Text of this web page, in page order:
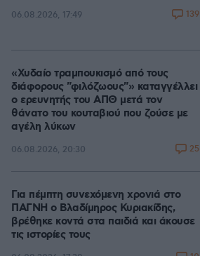
06.08.2026, 17:49 139
«Χυδαίο τραμπουκισμό από τους
διάφορους "φιλόζωους"» καταγγέλλει
ο ερευνητής του ΑΠΘ μετά τον
θάνατο του κουταβιού που ζούσε με
αγέλη λύκων
06.08.2026, 20:30 25
Για πέμπτη συνεχόμενη χρονιά στο
ΠΑΓΝΗ ο Βλαδίμηρος Κυριακίδης,
βρέθηκε κοντά στα παιδιά και άκουσε
τις ιστορίες τους